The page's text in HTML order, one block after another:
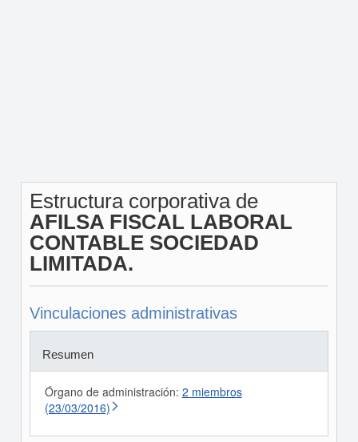
Estructura corporativa de
AFILSA FISCAL LABORAL
CONTABLE SOCIEDAD
LIMITADA.
Vinculaciones administrativas
Resumen
Órgano de administración: 2 miembros
(23/03/2016)